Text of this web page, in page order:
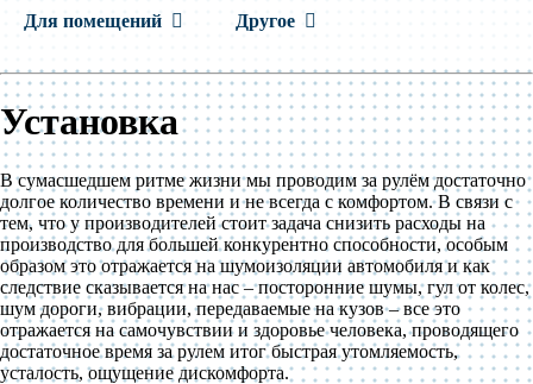
Для помещений Другое
Установка
В сумасшедшем ритме жизни мы проводим за рулём достаточно
долгое количество времени и не всегда с комфортом. В связи с
тем, что у производителей стоит задача снизить расходы на
производство для большей конкурентно способности, особым
образом это отражается на шумоизоляции автомобиля и как
следствие сказывается на нас – посторонние шумы, гул от колес,
шум дороги, вибрации, передаваемые на кузов – все это
отражается на самочувствии и здоровье человека, проводящего
достаточное время за рулем итог быстрая утомляемость,
усталость, ощущение дискомфорта.